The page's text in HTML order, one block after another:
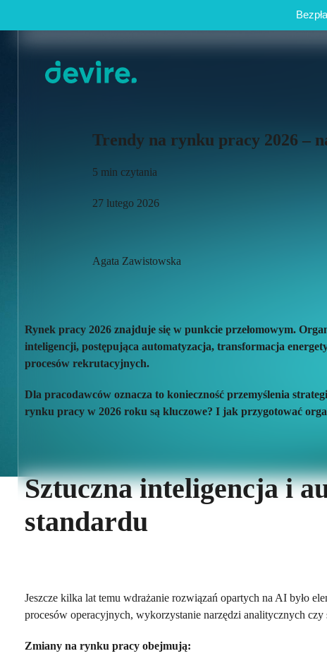
Trendy na rynku pracy 2026 –
5 min czytania
27 lutego 2026
Agata Zawistowska
Rynek pracy 2026 znajduje się w punkcie przełomowym.
inteligencji, postępująca automatyzacja, transformacja
procesów rekrutacyjnych.
Dla pracodawców oznacza to konieczność przemyślenia
rynku pracy w 2026 roku są kluczowe? I jak przygotować
Sztuczna inteligencja i
standardu
Jeszcze kilka lat temu wdrażanie rozwiązań opartych na AI było
procesów operacyjnych, wykorzystanie narzędzi analitycznych
Zmiany na rynku pracy obejmują: